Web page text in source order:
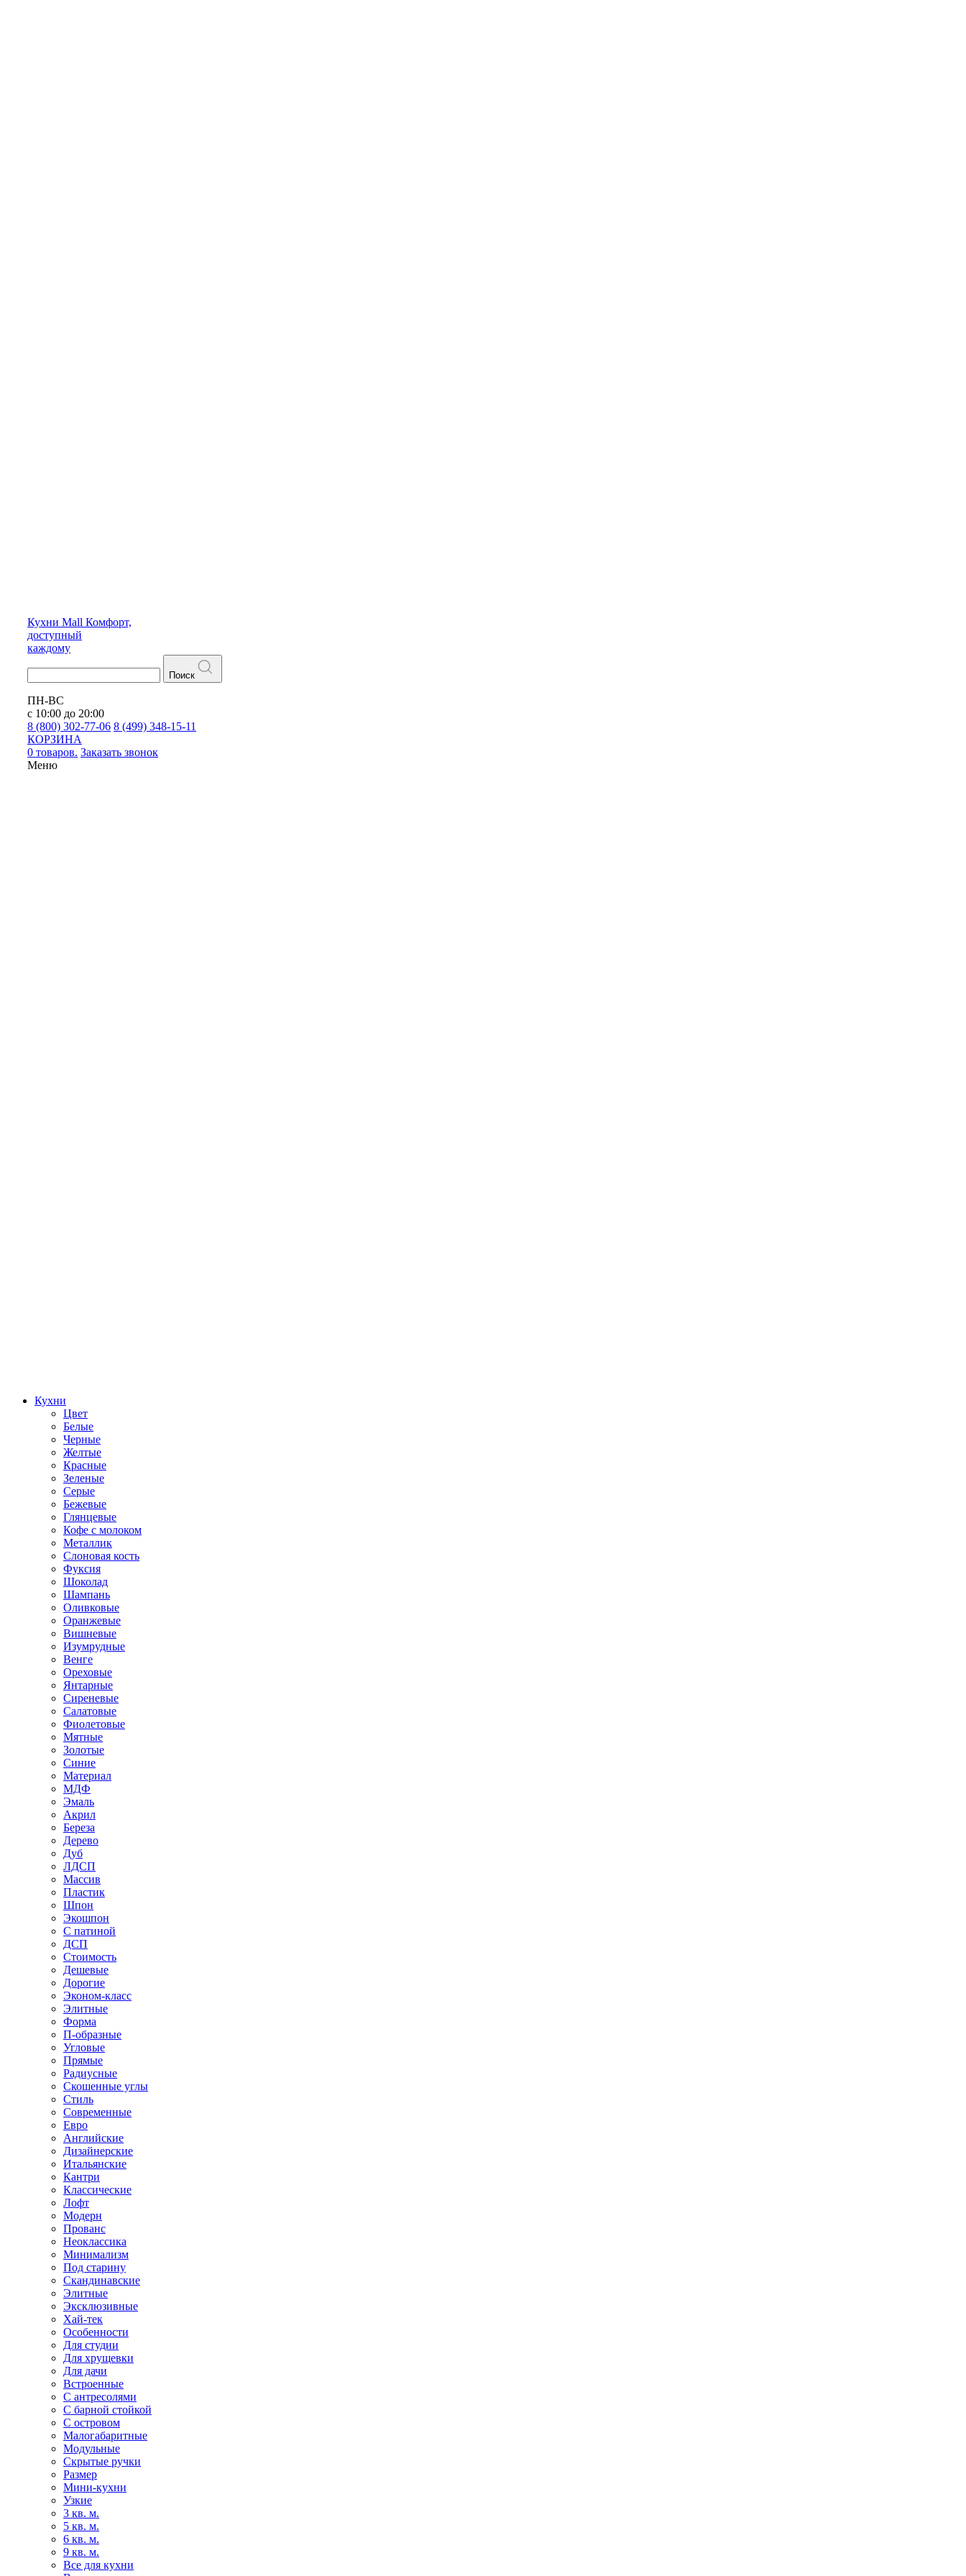
Кухни Mall Комфорт,
доступный
каждому
Поиск
ПН-ВС
с 10:00 до 20:00
8 (800) 302-77-06 8 (499) 348-15-11
КОРЗИНА
0 товаров. Заказать звонок
Меню
Кухни
Цвет
Белые
Черные
Желтые
Красные
Зеленые
Серые
Бежевые
Глянцевые
Кофе с молоком
Металлик
Слоновая кость
Фуксия
Шоколад
Шампань
Оливковые
Оранжевые
Вишневые
Изумрудные
Венге
Ореховые
Янтарные
Сиреневые
Салатовые
Фиолетовые
Мятные
Золотые
Синие
Материал
МДФ
Эмаль
Акрил
Береза
Дерево
Дуб
ЛДСП
Массив
Пластик
Шпон
Экошпон
С патиной
ДСП
Стоимость
Дешевые
Дорогие
Эконом-класс
Элитные
Форма
П-образные
Угловые
Прямые
Радиусные
Скошенные углы
Стиль
Современные
Евро
Английские
Дизайнерские
Итальянские
Кантри
Классические
Лофт
Модерн
Прованс
Неоклассика
Минимализм
Под старину
Скандинавские
Элитные
Эксклюзивные
Хай-тек
Особенности
Для студии
Для хрущевки
Для дачи
Встроенные
С антресолями
С барной стойкой
С островом
Малогабаритные
Модульные
Скрытые ручки
Размер
Мини-кухни
Узкие
3 кв. м.
5 кв. м.
6 кв. м.
9 кв. м.
Все для кухни